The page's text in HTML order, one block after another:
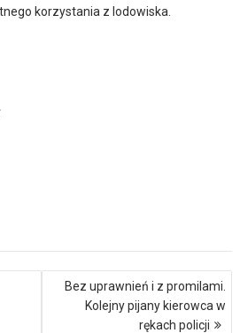
korzystania z lodowiska.
Bez uprawnień i z promilami.
Kolejny pijany kierowca w
rękach policji